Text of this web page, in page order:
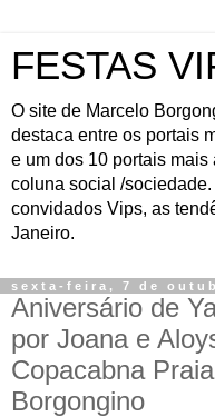
FESTAS
O site de Marcelo
destaca entre os portais
e um dos 10 portais
coluna social /
convidados Vips, as
Janeiro.
sexta-feira, 7 de
Aniversário de
por Joana e
Copacabna
Borgongino